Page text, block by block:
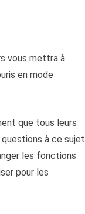
vous mettra à
en mode
que tous leurs
à ce sujet
les fonctions
pour les